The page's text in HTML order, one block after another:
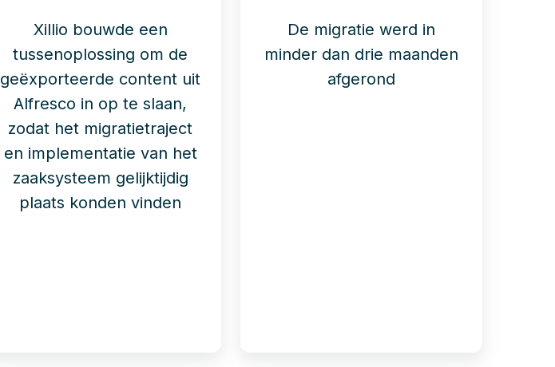
Xillio bouwde een
tussenoplossing om de
geëxporteerde content uit
Alfresco in op te slaan,
zodat het migratietraject
en implementatie van het
zaaksysteem gelijktijdig
plaats konden vinden
De migratie werd in
minder dan drie maanden
afgerond